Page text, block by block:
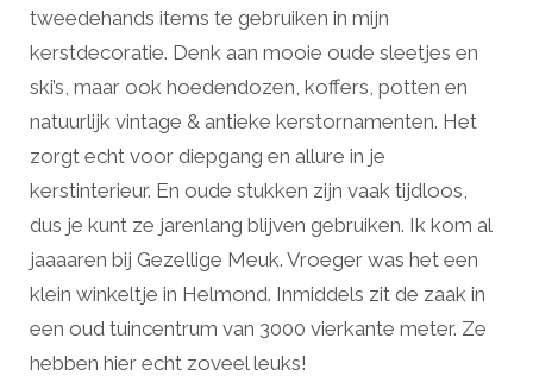
tweedehands items te gebruiken in mijn
kerstdecoratie. Denk aan mooie oude sleetjes en
ski’s, maar ook hoedendozen, koffers, potten en
natuurlijk vintage & antieke kerstornamenten. Het
zorgt echt voor diepgang en allure in je
kerstinterieur. En oude stukken zijn vaak tijdloos,
dus je kunt ze jarenlang blijven gebruiken. Ik kom al
jaaaaren bij Gezellige Meuk. Vroeger was het een
klein winkeltje in Helmond. Inmiddels zit de zaak in
een oud tuincentrum van 3000 vierkante meter. Ze
hebben hier echt zoveel leuks!